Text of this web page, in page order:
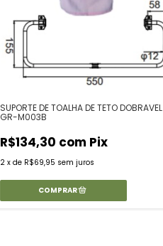
SUPORTE DE TOALHA DE TETO DOBRAVEL
GR-M003B
R$134,30 com Pix
2 x de R$69,95 sem juros